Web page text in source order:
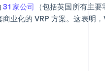
31 家公司 （包括英国所有主
业化的 VRP 方案。这表明